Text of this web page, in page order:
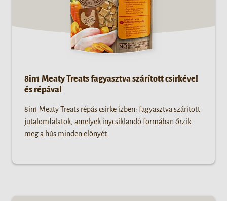
8in1 Meaty Treats fagyasztva szárított csirkével
és répával
8in1 Meaty Treats répás csirke ízben: fagyasztva szárított
jutalomfalatok, amelyek ínycsiklandó formában őrzik
meg a hús minden előnyét.